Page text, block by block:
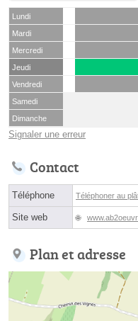
Lundi
Mardi
Mercredi
Jeudi
Vendredi
Samedi
Dimanche
Signaler une erreur
Contact
Téléphone Téléphoner au
Site web
Plan et adresse